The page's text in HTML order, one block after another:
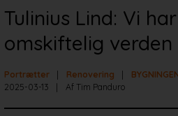
Tulinius Lind: Vi
omskiftelig verden
Portrætter Renovering
2025-03-13
Af Tim Panduro